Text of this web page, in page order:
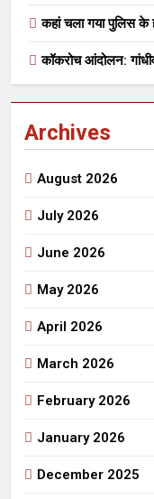
कहां चला गया पुलिस के
कॉकरोच आंदोलन:
Archives
August 2026
July 2026
June 2026
May 2026
April 2026
March 2026
February 2026
January 2026
December 2025